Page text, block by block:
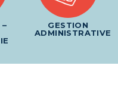
–
GESTION
ADMINISTRATIVE